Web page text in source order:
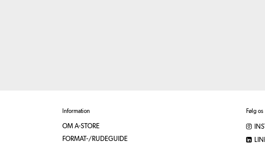
Information
OM A-STORE
FORMAT-/RUDEGUIDE
Følg os